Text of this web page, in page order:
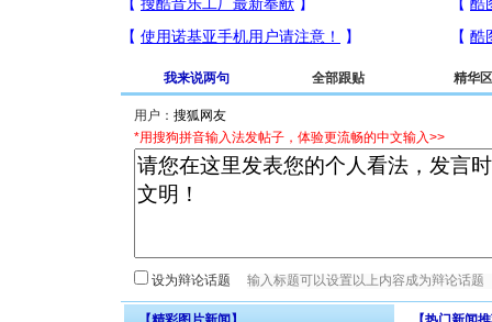
我来说两句 全部跟贴 精华区
用户：
*用搜狗拼音输入法发帖子，体验更流畅的中文输入>>
设为辩论话题